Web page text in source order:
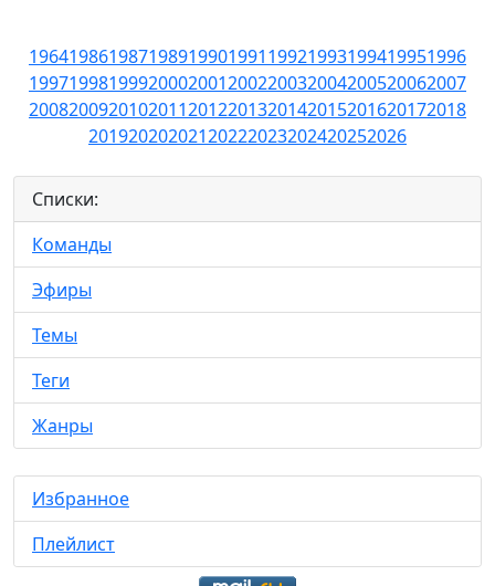
19641986198719891990199119921993199419951996
19971998199920002001200220032004200520062007
20082009201020112012201320142015201620172018
20192020202120222023202420252026
Списки:
Команды
Эфиры
Темы
Теги
Жанры
Избранное
Плейлист